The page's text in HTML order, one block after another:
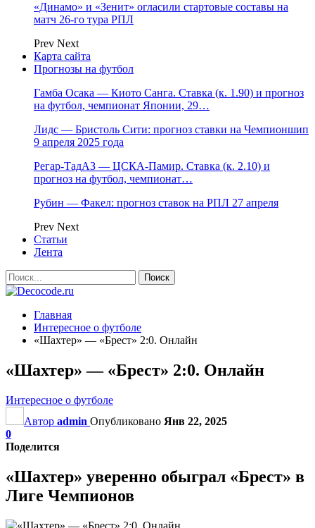
«Динамо» и «Зенит» огласили стартовые составы на
матч 26-го тура РПЛ
Prev Next
Карта сайта
Прогнозы на футбол
Гамба Осака — Киото Санга. Ставка (к. 1.90) и прогноз
на футбол, чемпионат Японии, 29…
Лидс — Бристоль Сити: прогноз ставки на Чемпионшип
9 апреля 2025 года
Регар-ТадАЗ — ЦСКА-Памир. Ставка (к. 2.10) и
прогноз на футбол, чемпионат…
Рубин — Факел: прогноз ставок на РПЛ 27 апреля
Prev Next
Статьи
Лента
Главная
Интересное о футболе
«Шахтер» — «Брест» 2:0. Онлайн
«Шахтер» — «Брест» 2:0. Онлайн
Интересное о футболе
Автор admin Опубликовано Янв 22, 2025
0
Поделится
«Шахтер» уверенно обыграл «Брест» в
Лиге Чемпионов